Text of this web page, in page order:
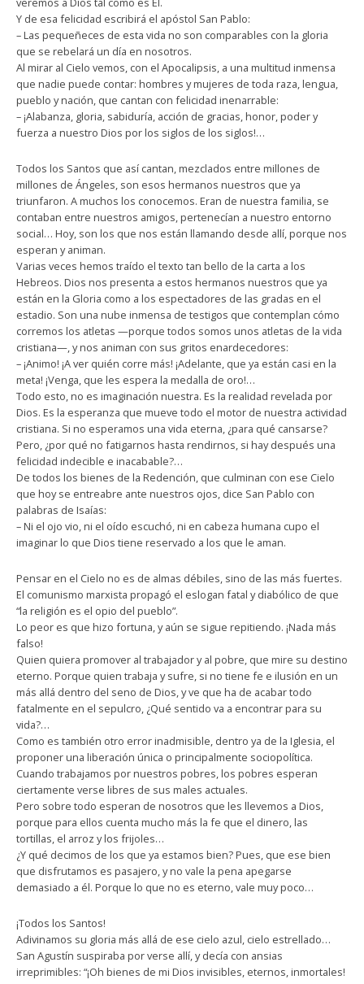
Y de esa felicidad escribirá el apóstol San Pablo:
– Las pequeñeces de esta vida no son comparables con la gloria
que se rebelará un día en nosotros.
Al mirar al Cielo vemos, con el Apocalipsis, a una multitud inmensa
que nadie puede contar: hombres y mujeres de toda raza, lengua,
pueblo y nación, que cantan con felicidad inenarrable:
– ¡Alabanza, gloria, sabiduría, acción de gracias, honor, poder y
fuerza a nuestro Dios por los siglos de los siglos!…
Todos los Santos que así cantan, mezclados entre millones de
millones de Ángeles, son esos hermanos nuestros que ya
triunfaron. A muchos los conocemos. Eran de nuestra familia, se
contaban entre nuestros amigos, pertenecían a nuestro entorno
social… Hoy, son los que nos están llamando desde allí, porque nos
esperan y animan.
Varias veces hemos traído el texto tan bello de la carta a los
Hebreos. Dios nos presenta a estos hermanos nuestros que ya
están en la Gloria como a los espectadores de las gradas en el
estadio. Son una nube inmensa de testigos que contemplan cómo
corremos los atletas —porque todos somos unos atletas de la vida
cristiana—, y nos animan con sus gritos enardecedores:
– ¡Animo! ¡A ver quién corre más! ¡Adelante, que ya están casi en la
meta! ¡Venga, que les espera la medalla de oro!…
Todo esto, no es imaginación nuestra. Es la realidad revelada por
Dios. Es la esperanza que mueve todo el motor de nuestra actividad
cristiana. Si no esperamos una vida eterna, ¿para qué cansarse?
Pero, ¿por qué no fatigarnos hasta rendirnos, si hay después una
felicidad indecible e inacabable?…
De todos los bienes de la Redención, que culminan con ese Cielo
que hoy se entreabre ante nuestros ojos, dice San Pablo con
palabras de Isaías:
– Ni el ojo vio, ni el oído escuchó, ni en cabeza humana cupo el
imaginar lo que Dios tiene reservado a los que le aman.
Pensar en el Cielo no es de almas débiles, sino de las más fuertes.
El comunismo marxista propagó el eslogan fatal y diabólico de que
“la religión es el opio del pueblo”.
Lo peor es que hizo fortuna, y aún se sigue repitiendo. ¡Nada más
falso!
Quien quiera promover al trabajador y al pobre, que mire su destino
eterno. Porque quien trabaja y sufre, si no tiene fe e ilusión en un
más allá dentro del seno de Dios, y ve que ha de acabar todo
fatalmente en el sepulcro, ¿Qué sentido va a encontrar para su
vida?…
Como es también otro error inadmisible, dentro ya de la Iglesia, el
proponer una liberación única o principalmente sociopolítica.
Cuando trabajamos por nuestros pobres, los pobres esperan
ciertamente verse libres de sus males actuales.
Pero sobre todo esperan de nosotros que les llevemos a Dios,
porque para ellos cuenta mucho más la fe que el dinero, las
tortillas, el arroz y los frijoles…
¿Y qué decimos de los que ya estamos bien? Pues, que ese bien
que disfrutamos es pasajero, y no vale la pena apegarse
demasiado a él. Porque lo que no es eterno, vale muy poco…
¡Todos los Santos!
Adivinamos su gloria más allá de ese cielo azul, cielo estrellado…
San Agustín suspiraba por verse allí, y decía con ansias
irreprimibles: “¡Oh bienes de mi Dios invisibles, eternos, inmortales!